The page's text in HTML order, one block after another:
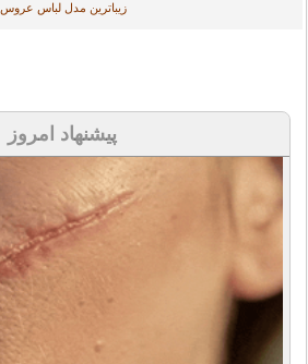
زیباترین مدل لباس عروس
پیشنهاد امروز